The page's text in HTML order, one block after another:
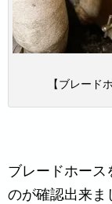
【ブレード
ブレードホース
のが確認出来ま